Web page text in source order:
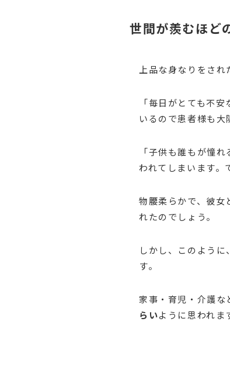
世間が羨むほど
上品な身なりをされ
「毎日がとても不
いるので患者様も大
「子供も誰もが憧
われてしまいます。
物腰柔らかで、彼女
れたのでしょう。
しかし、このように、
す。
家事・育児・介護な
らいように思われま